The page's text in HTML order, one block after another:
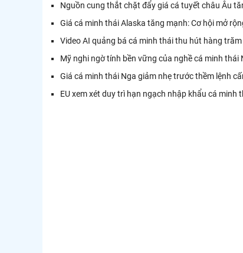
Nguồn cung thắt chặt đẩy giá cá tuyết châu Âu
Giá cá minh thái Alaska tăng mạnh: Cơ hội mở
Video AI quảng bá cá minh thái thu hút hàng
Mỹ nghi ngờ tính bền vững của nghề cá minh thái
Giá cá minh thái Nga giảm nhẹ trước thềm lệnh
EU xem xét duy trì hạn ngạch nhập khẩu cá minh